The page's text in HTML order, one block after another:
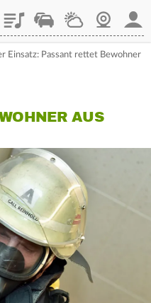
PlaylistStaupilotWetterWebcam
Einsatz: Passant rettet Bewohner
AUS